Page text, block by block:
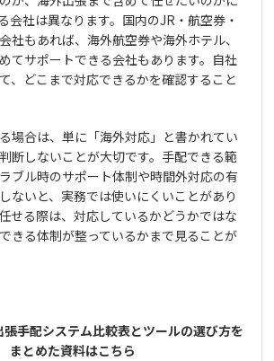
会社は異なります。国内のJR・航空券・
社もあれば、海外航空券や海外ホテル、
てサポートできる会社もあります。自社
、どこまで対応できるかを確認すること
場合は、単に「海外対応」と書かれてい
断しないことが大切です。手配できる範
ブル時のサポート体制や時間外対応の有
ないと、実務では使いにくいことがあり
せる際は、対応しているかどうかではな
きる体制が整っているかまで見ることが
手配システム比較表とツールの選び方を
まとめた資料はこちら